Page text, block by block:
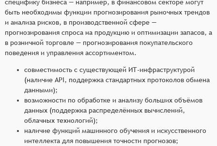
специфику бизнеса — например, в финансовом секторе могут
быть необходимы функции прогнозирования рыночных трендов
и анализа рисков, в производственной сфере —
прогнозирования спроса на продукцию и оптимизации запасов, а
в розничной торговле — прогнозирования покупательского
поведения и управления ассортиментом.
совместимость с существующей ИТ-инфраструктурой
(наличие API, поддержка стандартных протоколов обмена
данными);
возможности по обработке и анализу больших объёмов
данных (поддержка распределённых вычислений,
облачных технологий);
наличие функций машинного обучения и искусственного
интеллекта для повышения точности прогнозов;